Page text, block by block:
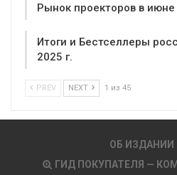
Рынок проекторов в
Итоги и Бестселлеры
2025 г.
PREV NEXT 1 из 45
ОБ ИЗДАНИИ
ГИД ПОКУПАТЕЛЯ —